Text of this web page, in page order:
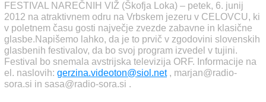
FESTIVAL NAREČNIH VIŽ (Škofja Loka) – petek, 6. junij
2012 na atraktivnem odru na Vrbskem jezeru v CELOVCU, ki
v poletnem času gosti največje zvezde zabavne in klasične
glasbe.Napišemo lahko, da je to prvič v zgodovini slovenskih
glasbenih festivalov, da bo svoj program izvedel v tujini.
Festival bo snemala avstrijska televizija ORF. Informacije na
el. naslovih: gerzina.videoton@siol.net, marjan@radio-
sora.si in sasa@radio-sora.si .